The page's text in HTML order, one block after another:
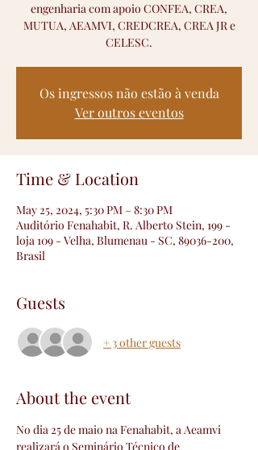
engenharia com apoio CONFEA, CREA,
MUTUA, AEAMVI, CREDCREA, CREA JR e
CELESC.
Os ingressos não estão à venda
Ver outros eventos
Time & Location
May 25, 2024, 5:30 PM – 8:30 PM
Auditório Fenahabit, R. Alberto Stein, 199 -
loja 109 - Velha, Blumenau - SC, 89036-200,
Brasil
Guests
+ 3 other guests
About the event
No dia 25 de maio na Fenahabit, a Aeamvi
realizará o Seminário Técnico de